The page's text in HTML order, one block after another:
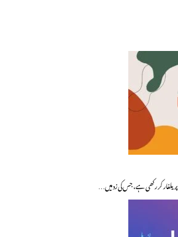
کر رکھی ہے، جس کی زد میں…